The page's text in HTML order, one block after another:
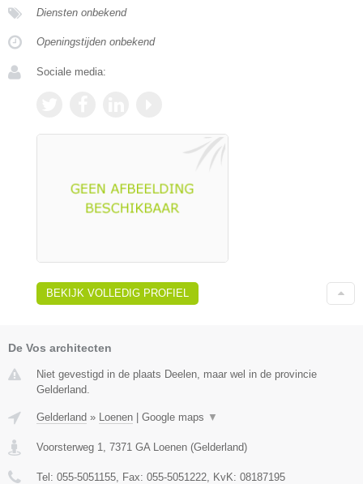
Diensten onbekend
Openingstijden onbekend
Sociale media:
BEKIJK VOLLEDIG PROFIEL
De Vos architecten
Niet gevestigd in de plaats Deelen, maar wel in de provincie
Gelderland.
Gelderland » Loenen | Google maps ▼
Voorsterweg 1 7371 GA Loenen (Gelderland)
Tel: 055-5051155 , Fax: 055-5051222 , KvK: 08187195